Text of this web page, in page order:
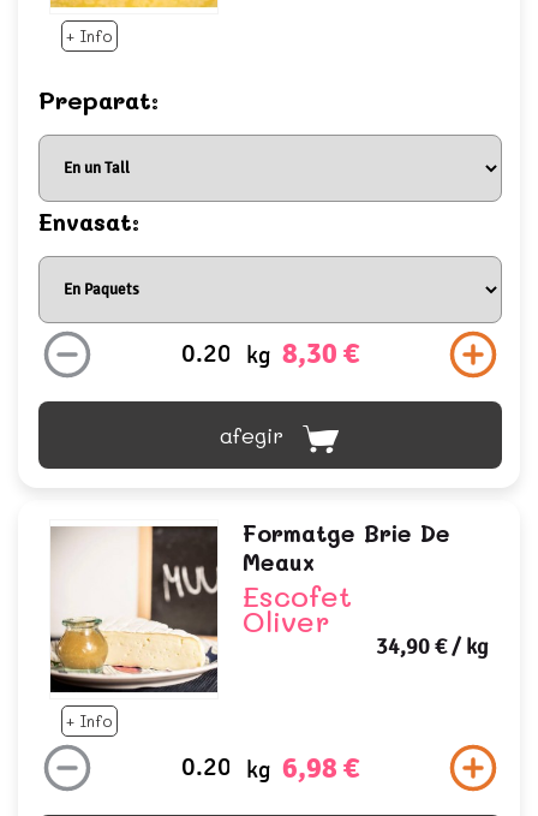
+ Info
Preparat:
Envasat:
kg 8,30 €
afegir
+ Info
Formatge Brie De
Meaux
Escofet
Oliver
34,90 €/ kg
kg 6,98 €